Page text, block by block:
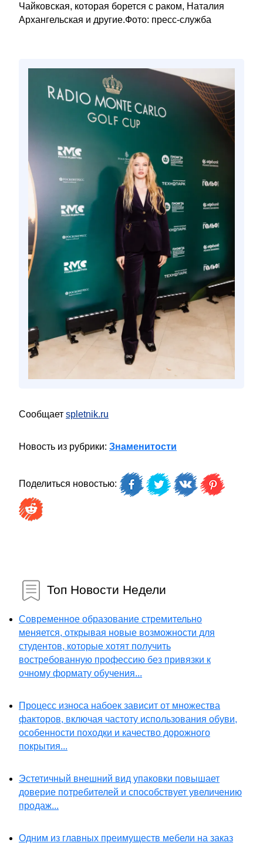
Чайковская, которая борется с раком, Наталия
Архангельская и другие.Фото: пресс-служба
Сообщает spletnik.ru
Новость из рубрики: Знаменитости
Поделиться новостью:
Топ Новости Недели
Современное образование стремительно
меняется, открывая новые возможности для
студентов, которые хотят получить
востребованную профессию без привязки к
очному формату обучения...
Процесс износа набоек зависит от множества
факторов, включая частоту использования обуви,
особенности походки и качество дорожного
покрытия...
Эстетичный внешний вид упаковки повышает
доверие потребителей и способствует увеличению
продаж...
Одним из главных преимуществ мебели на заказ